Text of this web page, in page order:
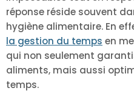
réponse réside souvent
hygiène alimentaire. En
la gestion du temps en
qui non seulement
aliments, mais aussi
temps.